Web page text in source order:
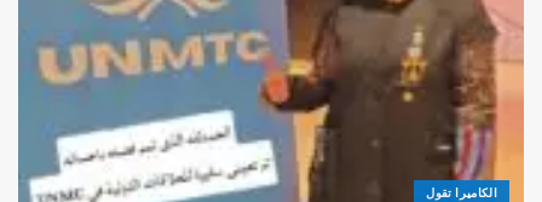
الكاميرا تقول